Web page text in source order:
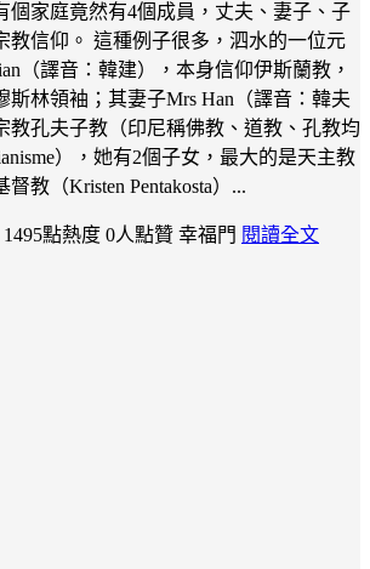
個家庭竟然有4個成員，丈夫、妻子、子
教信仰。 這種例子很多，泗水的一位元
（譯音：韓建），本身信仰伊斯蘭教，
斯林領袖；其妻子Mrs Han（譯音：韓夫
教孔夫子教（印尼稱佛教、道教、孔教均
），她有2個子女，最大的是天主教
教（Kristen Pentakosta）...
1495點熱度 0人點贊 幸福門 閱讀全文